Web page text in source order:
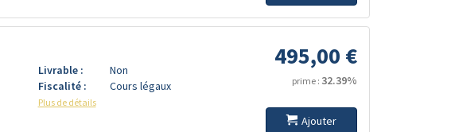
Livrable :
Non
Fiscalité :
Cours légaux
Plus de détails
495,00 €
prime : 32.39%
Ajouter